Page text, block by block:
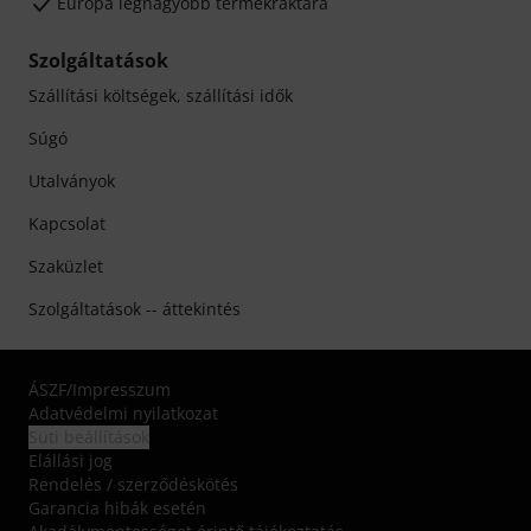
Szolgáltatások
Szállítási költségek, szállítási idők
Súgó
Utalványok
Kapcsolat
Szaküzlet
Szolgáltatások -- áttekintés
ÁSZF/Impresszum
Adatvédelmi nyilatkozat
Elállási jog
Rendelés / szerződéskötés
Garancia hibák esetén